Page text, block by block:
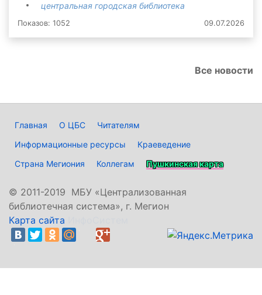
центральная городская библиотека
Показов: 1052 09.07.2026
Все новости
Главная О ЦБС
Читателям
Информационные ресурсы
Краеведение
Страна Мегиония
Коллегам Пушкинская карта
© 2011-2019 МБУ «Централизованная
библиотечная система», г. Мегион
Карта сайта